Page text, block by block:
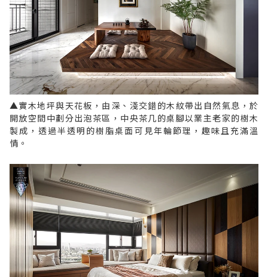
▲實木地坪與天花板，由深、淺交錯的木紋帶出自然氣息，於
開放空間中劃分出泡茶區，中央茶几的桌腳以業主老家的樹木
製成，透過半透明的樹脂桌面可見年輪節理，趣味且充滿溫
情。